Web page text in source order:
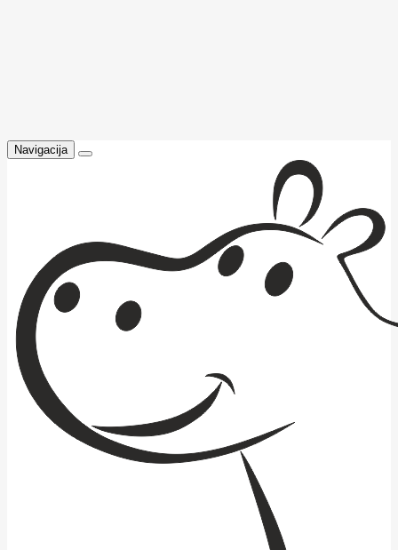
Navigacija